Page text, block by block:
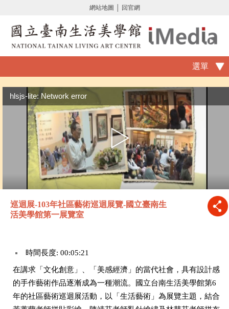
網站地圖 回官網
選單
hlsjs-lite: Network error
巡迴展-103年社區藝術巡迴展覽-國立臺南生
活美學館第一展覽室
時間長度: 00:05:21
在講求「文化創意」、「美感經濟」的當代社會，具有設計感
的手作藝術作品逐漸成為一種潮流。國立台南生活美學館第6
年的社區藝術巡迴展活動，以「生活藝術」為展覽主題，結合